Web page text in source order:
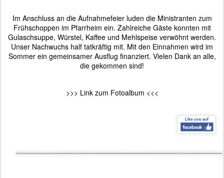
Im Anschluss an die Aufnahmefeier luden die Ministranten zum
Frühschoppen im Pfarrheim ein. Zahlreiche Gäste konnten mit
Gulaschsuppe, Würstel, Kaffee und Mehlspeise verwöhnt werden.
Unser Nachwuchs half tatkräftig mit. Mit den Einnahmen wird im
Sommer ein gemeinsamer Ausflug finanziert. Vielen Dank an alle,
die gekommen sind!
>>> Link zum Fotoalbum <<<